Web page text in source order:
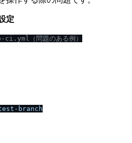
定
（問題のある例）
branch